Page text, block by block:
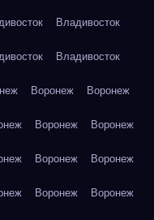
Владивосток
Владивосток
Воронеж Воронеж
Воронеж Воронеж
Воронеж Воронеж
Воронеж Воронеж